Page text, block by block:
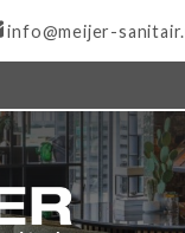
info@meijer-